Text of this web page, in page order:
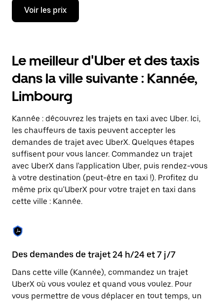
Appuyez
la
bas
pour
ouvrir
le
calendrier
et
une
date.
Appuyez
sur
la
touche
Échap
pour
fermer
le
Voir les prix
Le meilleur d'Uber et des taxis
dans la ville suivante : Kannée,
Limbourg
Kannée : découvrez les trajets en taxi avec Uber. Ici,
les chauffeurs de taxis peuvent accepter les
demandes de trajet avec UberX. Quelques étapes
suffisent pour vous lancer. Commandez un trajet
avec UberX dans l'application Uber, puis rendez-vous
à votre destination (peut-être en taxi !). Profitez du
même prix qu'UberX pour votre trajet en taxi dans
cette ville : Kannée.
Des demandes de trajet 24 h/24 et 7 j/7
Dans cette ville (Kannée), commandez un trajet
UberX où vous voulez et quand vous voulez. Pour
vous permettre de vous déplacer en tout temps, un